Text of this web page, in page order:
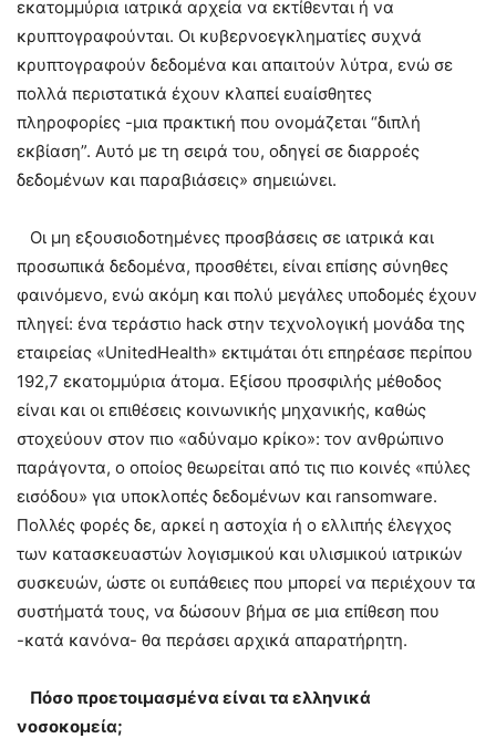
εκατομμύρια ιατρικά αρχεία να εκτίθενται ή να
κρυπτογραφούνται. Οι κυβερνοεγκληματίες συχνά
κρυπτογραφούν δεδομένα και απαιτούν λύτρα, ενώ σε
πολλά περιστατικά έχουν κλαπεί ευαίσθητες
πληροφορίες -μια πρακτική που ονομάζεται “διπλή
εκβίαση”. Αυτό με τη σειρά του, οδηγεί σε διαρροές
δεδομένων και παραβιάσεις» σημειώνει.
Οι μη εξουσιοδοτημένες προσβάσεις σε ιατρικά και
προσωπικά δεδομένα, προσθέτει, είναι επίσης σύνηθες
φαινόμενο, ενώ ακόμη και πολύ μεγάλες υποδομές έχουν
πληγεί: ένα τεράστιο hack στην τεχνολογική μονάδα της
εταιρείας «UnitedHealth» εκτιμάται ότι επηρέασε περίπου
192,7 εκατομμύρια άτομα. Eξίσου προσφιλής μέθοδος
είναι και οι επιθέσεις κοινωνικής μηχανικής, καθώς
στοχεύουν στον πιο «αδύναμο κρίκο»: τον ανθρώπινο
παράγοντα, ο οποίος θεωρείται από τις πιο κοινές «πύλες
εισόδου» για υποκλοπές δεδομένων και ransomware.
Πολλές φορές δε, αρκεί η αστοχία ή ο ελλιπής έλεγχος
των κατασκευαστών λογισμικού και υλισμικού ιατρικών
συσκευών, ώστε οι ευπάθειες που μπορεί να περιέχουν τα
συστήματά τους, να δώσουν βήμα σε μια επίθεση που
-κατά κανόνα- θα περάσει αρχικά απαρατήρητη.
Πόσο προετοιμασμένα είναι τα ελληνικά
νοσοκομεία;